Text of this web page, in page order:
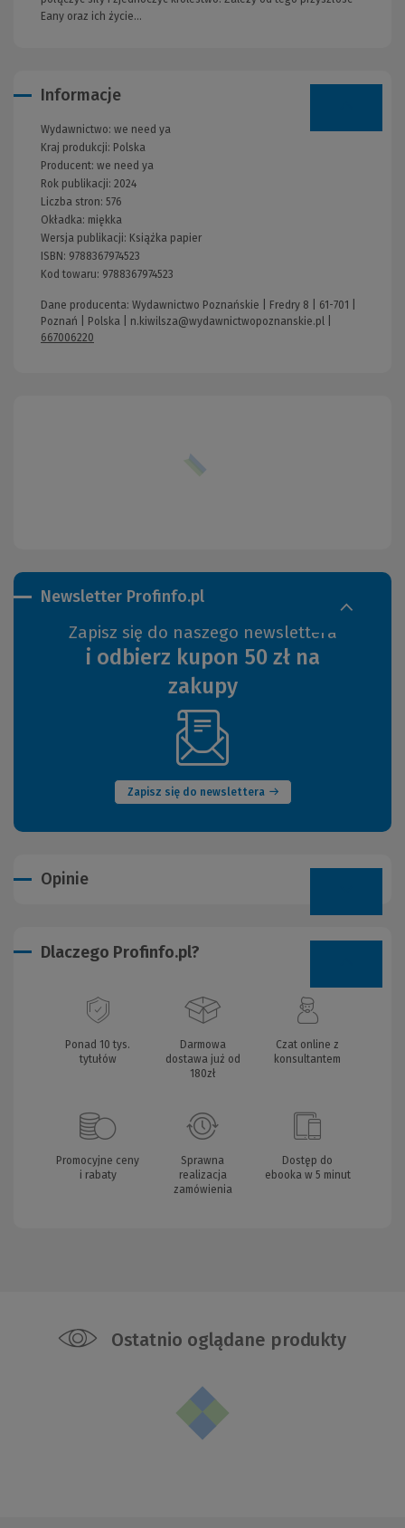
Eany oraz ich życie…
Informacje
Wydawnictwo: we need ya
Kraj produkcji: Polska
Producent: we need ya
Rok publikacji: 2024
Liczba stron: 576
Okładka: miękka
Wersja publikacji: Książka papier
ISBN: 9788367974523
Kod towaru: 9788367974523
Dane producenta: Wydawnictwo Poznańskie | Fredry 8 | 61-701 |
Poznań | Polska | n.kiwilsza@wydawnictwopoznanskie.pl
667006220
Newsletter Profinfo.pl
Zapisz się do naszego newslettera
i odbierz kupon 50 zł na
zakupy
Zapisz się do newslettera
(Nowe
okno)
Opinie
Dlaczego Profinfo.pl?
Ponad 10 tys.
tytułów
Darmowa
dostawa już od
180zł
Czat online z
konsultantem
Promocyjne ceny
i rabaty
Sprawna
realizacja
zamówienia
Dostęp do
ebooka w 5 minut
Ostatnio oglądane produkty